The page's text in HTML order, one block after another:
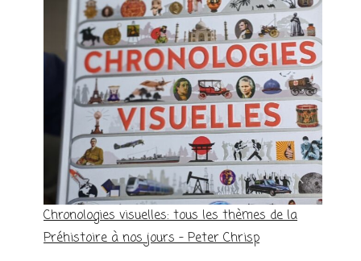
Chronologies visuelles: tous les thèmes de la
Préhistoire à nos jours – Peter Chrisp